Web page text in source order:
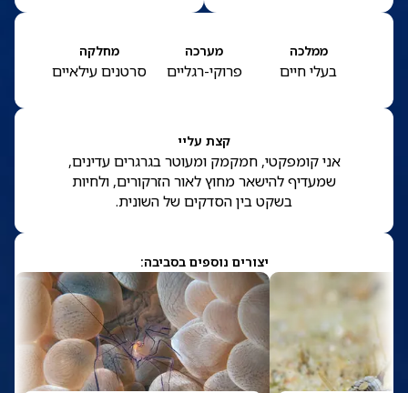
ממלכה
בעלי חיים
מערכה
פרוקי-רגליים
מחלקה
סרטנים עילאיים
קצת עליי
אני קומפקטי, חמקמק ומעוטר בגרגרים עדינים,
שמעדיף להישאר מחוץ לאור הזרקורים, ולחיות
בשקט בין הסדקים של השונית.
יצורים נוספים בסביבה: